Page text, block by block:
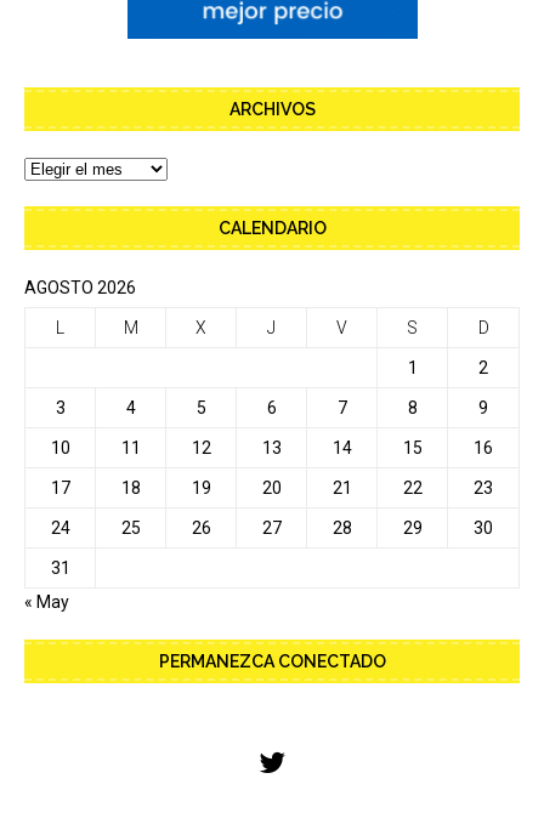
ARCHIVOS
CALENDARIO
AGOSTO 2026
M X J V S D
1 2
3 4 5 6 7 8 9
10 11 12 13 14 15 16
17 18 19 20 21 22 23
24 25 26 27 28 29 30
31
« May
PERMANEZCA CONECTADO